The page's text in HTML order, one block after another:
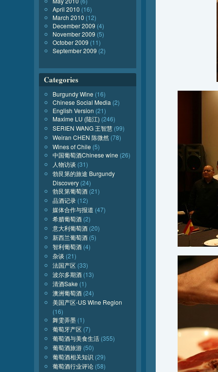
April 2010 (16)
March 2010 (12)
December 2009 (4)
November 2009 (5)
October 2009 (11)
September 2009 (2)
Categories
Burgundy Wine (16)
Chinese Social Media (2)
English Version (21)
Maxime LU (陆江) (246)
SERIEN WANG 王智慧 (99)
Weiran CHEN 陈微然 (78)
Wines of Chile (5)
中国葡萄酒Chinese wine (26)
人物访谈 (31)
勃艮第的旅途 Burgundy
Discovery (24)
勃艮第葡萄酒 (21)
品酒记录 (12)
媒体合作与报道 (47)
希腊葡萄酒 (2)
意大利葡萄酒 (20)
新西兰葡萄酒 (5)
智利葡萄酒 (4)
杂谈 (21)
法国产区 (33)
波尔多期酒 (13)
清酒Sake (1)
澳洲葡萄酒 (24)
美国产区-US Wine Region
(16)
舞雯弄墨 (1)
葡萄牙产区 (7)
葡萄酒与美食生活 (355)
葡萄酒旅游 (50)
葡萄酒相关知识 (29)
葡萄酒行业评论 (58)